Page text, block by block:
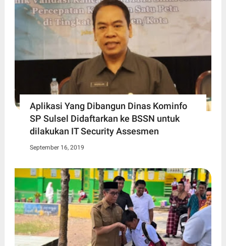
Aplikasi Yang Dibangun Dinas Kominfo
SP Sulsel Didaftarkan ke BSSN untuk
dilakukan IT Security Assesmen
September 16, 2019